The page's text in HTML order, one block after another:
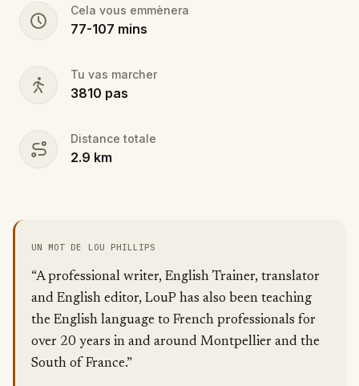
Cela vous emmènera
77-107 mins
Tu vas marcher
3810 pas
Distance totale
2.9 km
UN MOT DE LOU PHILLIPS
“A professional writer, English Trainer, translator
and English editor, LouP has also been teaching
the English language to French professionals for
over 20 years in and around Montpellier and the
South of France.”